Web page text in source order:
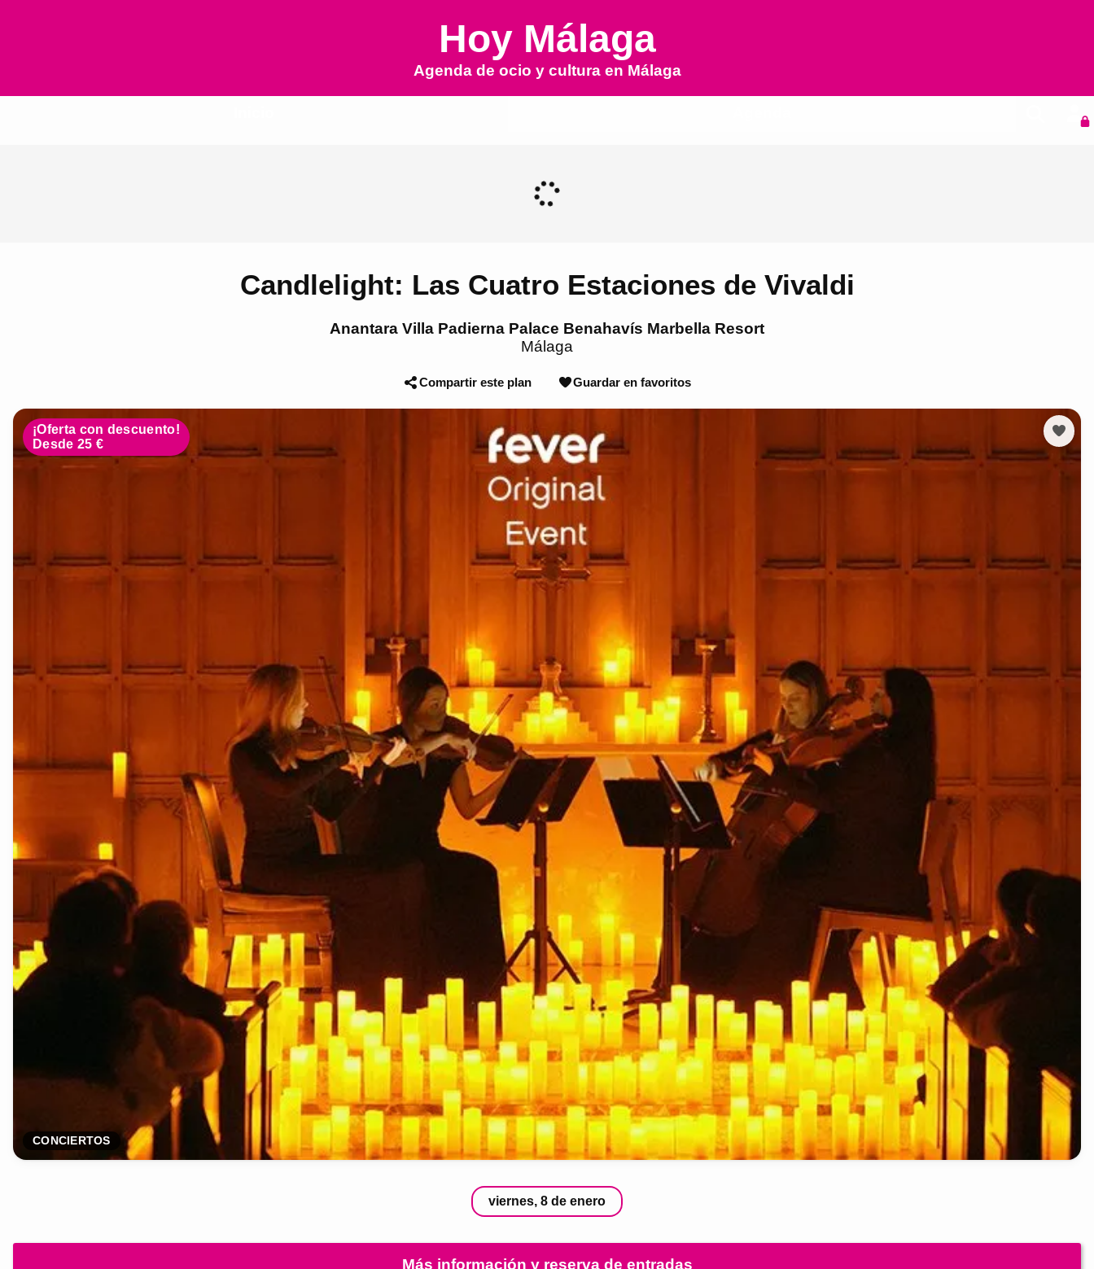
Hoy Málaga
Agenda de ocio y cultura en Málaga
Candlelight: Las Cuatro Estaciones de Vivaldi
Anantara Villa Padierna Palace Benahavís Marbella Resort
Málaga
Compartir este plan Guardar en favoritos
¡Oferta con descuento!
Desde 25 €
CONCIERTOS
viernes, 8 de enero
Más información y reserva de entradas